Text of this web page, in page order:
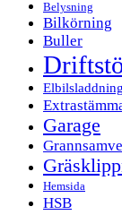
Belysning
Bilkörning
Buller
Elbilsladdning
Garage
Hemsida
HSB